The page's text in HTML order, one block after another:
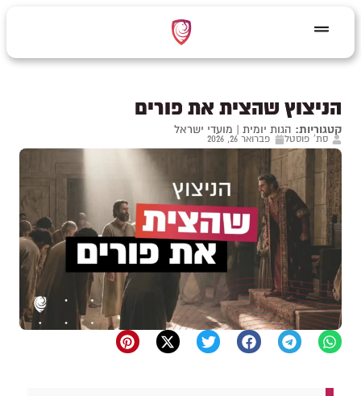
הניצוץ שהצית את פורים
קטגוריות: הגות יומית | מועדי ישראל
סת' פוסטל פברואר 26, 2026